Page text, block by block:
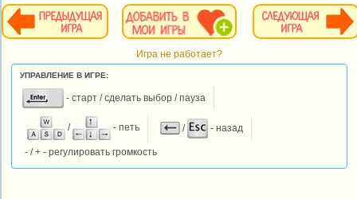
Игра не работает?
УПРАВЛЕНИЕ В ИГРЕ:
- старт / сделать выбор / пауза
/ - петь / - назад
- / + - регулировать громкость